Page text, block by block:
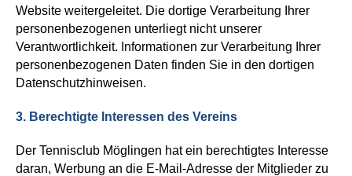
Website weitergeleitet. Die dortige Verarbeitung Ihrer
personenbezogenen unterliegt nicht unserer
Verantwortlichkeit. Informationen zur Verarbeitung Ihrer
personenbezogenen Daten finden Sie in den dortigen
Datenschutzhinweisen.
3. Berechtigte Interessen des Vereins
Der Tennisclub Möglingen hat ein berechtigtes Interesse
daran, Werbung an die E-Mail-Adresse der Mitglieder zu